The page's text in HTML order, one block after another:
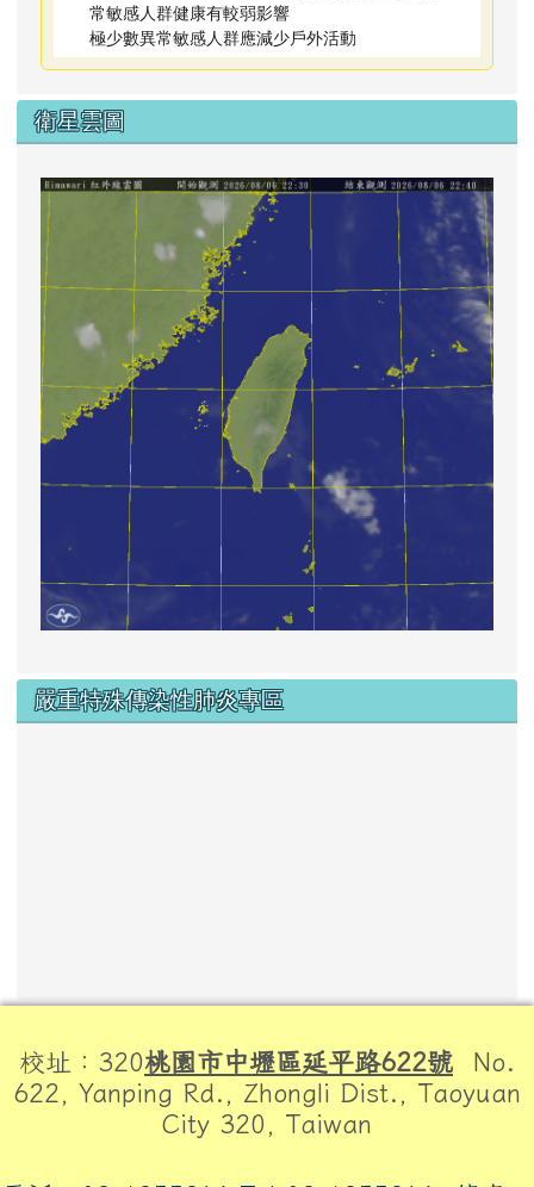
常敏感人群健康有較弱影響
極少數異常敏感人群應減少戶外活動
衛星雲圖
link
嚴重特殊傳染性肺炎專區
校址：320桃園市中壢區延平路622號 No.
622, Yanping Rd., Zhongli Dist., Taoyuan
City 320, Taiwan